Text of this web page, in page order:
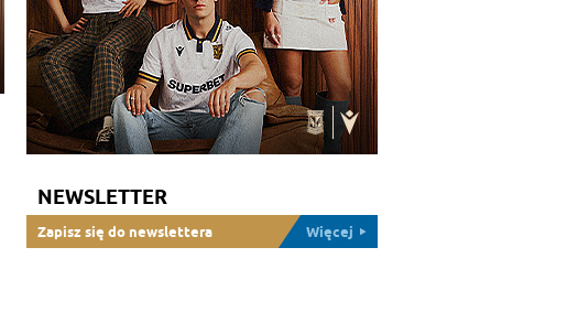
NEWSLETTER
Zapisz się do newslettera Więcej